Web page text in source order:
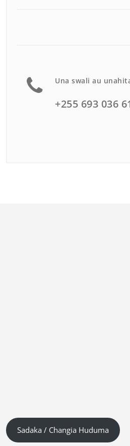
Una swali au
+255 693 036
Sadaka / Changia Huduma